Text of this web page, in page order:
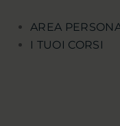
AREA
I TUOI CORSI